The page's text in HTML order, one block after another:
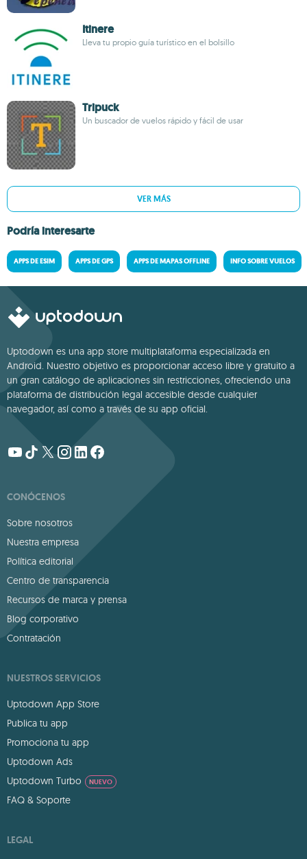
Itinere
Lleva tu propio guía turístico en el bolsillo
Tripuck
Un buscador de vuelos rápido y fácil de usar
VER MÁS
Podría interesarte
APPS DE ESIM APPS DE GPS APPS DE MAPAS OFFLINE INFO SOBRE VUELOS
Uptodown es una app store multiplataforma especializada en
Android. Nuestro objetivo es proporcionar acceso libre y gratuito a
un gran catálogo de aplicaciones sin restricciones, ofreciendo una
plataforma de distribución legal accesible desde cualquier
navegador, así como a través de su app oficial.
CONÓCENOS
Sobre nosotros
Nuestra empresa
Política editorial
Centro de transparencia
Recursos de marca y prensa
Blog corporativo
Contratación
NUESTROS SERVICIOS
Uptodown App Store
Publica tu app
Promociona tu app
Uptodown Ads
Uptodown Turbo
NUEVO
FAQ & Soporte
LEGAL